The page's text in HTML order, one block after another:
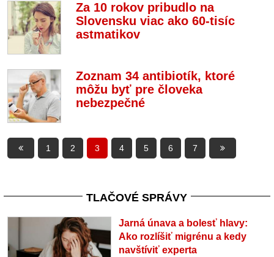
Za 10 rokov pribudlo na
Slovensku viac ako 60-tisíc
astmatikov
Zoznam 34 antibiotík, ktoré
môžu byť pre človeka
nebezpečné
1 2 3 4 5 6 7
TLAČOVÉ SPRÁVY
Jarná únava a bolesť hlavy:
Ako rozlíšiť migrénu a kedy
navštíviť experta